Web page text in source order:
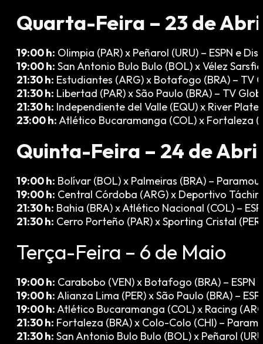
Quarta-Feira – 23 de
19:00 h: Olimpia (PAR) x Peñarol (URU) – ESPN e
19:00 h: San Antonio Bulo Bulo (BOL) x Vélez
21:30 h: Estudiantes (ARG) x Botafogo (BRA) – TV
21:30 h: Libertad (PAR) x São Paulo (BRA) – TV
21:30 h: Independiente del Valle (EQU) x River
23:00 h:Atlético Bucaramanga (COL) x Fortaleza
Quinta-Feira – 24 de Abril
19:00 h: Bolívar (BOL) x Palmeiras (BRA) –
19:00 h: Central Córdoba (ARG) x Deportivo Táchira
21:30 h: Bahia (BRA) x Atlético Nacional (COL) –
21:30 h: Cerro Porteño (PAR) x Sporting Cristal
Terça-Feira – 6 de Maio
19:00 h: Carabobo (VEN) x Botafogo (BRA) – ESPN
19:00 h:Alianza Lima (PER) x São Paulo (BRA) –
19:00 h:Atlético Bucaramanga (COL) x Racing
21:30 h: Fortaleza (BRA) x Colo-Colo (CHI) –
21:30 h: San Antonio Bulo Bulo (BOL) x Peñarol